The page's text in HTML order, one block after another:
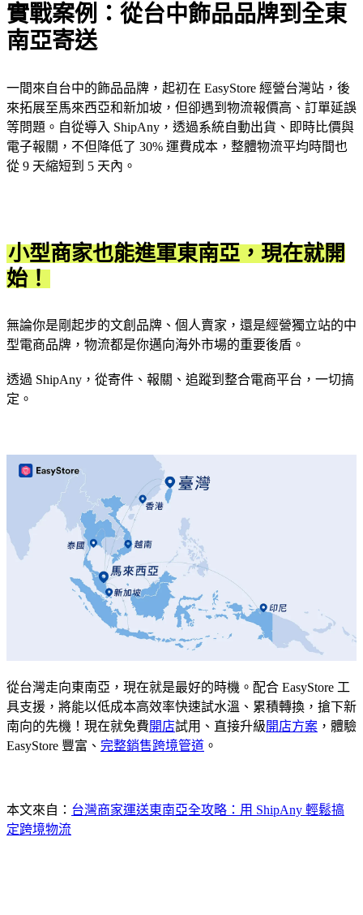
實戰案例：從台中飾品品牌到全東
南亞寄送
一間來自台中的飾品品牌，起初在 EasyStore 經營台灣站，後
來拓展至馬來西亞和新加坡，但卻遇到物流報價高、訂單延誤
等問題。自從導入 ShipAny，透過系統自動出貨、即時比價與
電子報關，不但降低了 30% 運費成本，整體物流平均時間也
從 9 天縮短到 5 天內。
小型商家也能進軍東南亞，現在就開
始！
無論你是剛起步的文創品牌、個人賣家，還是經營獨立站的中
型電商品牌，物流都是你邁向海外市場的重要後盾。
透過 ShipAny，從寄件、報關、追蹤到整合電商平台，一切搞
定。
從台灣走向東南亞，現在就是最好的時機。配合 EasyStore 工
具支援，將能以低成本高效率快速試水溫、累積轉換，搶下新
南向的先機！現在就免費開店試用、直接升級開店方案 ，體驗
EasyStore 豐富、 完整銷售跨境管道 。
本文來自： 台灣商家運送東南亞全攻略：用 ShipAny 輕鬆搞
定跨境物流